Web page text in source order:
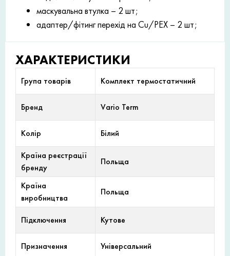
маскувальна втулка – 2 шт;
адаптер/фітинг перехід на Cu/PEX – 2 шт;
ХАРАКТЕРИСТИКИ
Група товарів Комплект термостатичний
Бренд Vario Term
Колір Білий
Країна реєстрації
бренду
Польща
Країна
виробництва
Польща
Підключення Кутове
Призначення Універсальний